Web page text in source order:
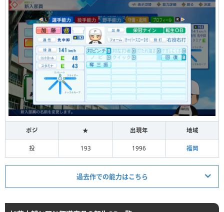
ポジ ★ 出現年 地域
投 193 1996 福岡
過去作での能力はこちら